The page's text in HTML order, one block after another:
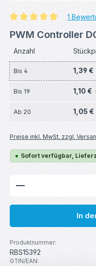
1
PWM Controller
Anzahl
Bis 4 1,39 €
Bis 19 1,10 €
Ab 20 1,05 €
Preise inkl. MwSt. zzgl.
Sofort verfügbar,
Produkt Anzahl:
In
Produktnummer:
RBS15392
GTIN/EAN: